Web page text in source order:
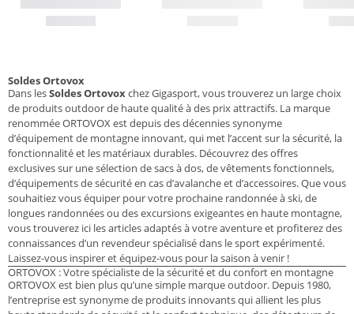
Soldes Ortovox
Dans lesSoldes Ortovoxchez Gigasport, vous trouverez un large choix
de produits outdoor de haute qualité à des prix attractifs. La marque
renommée ORTOVOX est depuis des décennies synonyme
d’équipement de montagne innovant, qui met l’accent sur la sécurité, la
fonctionnalité et les matériaux durables. Découvrez des offres
exclusives sur une sélection de sacs à dos, de vêtements fonctionnels,
d’équipements de sécurité en cas d’avalanche et d’accessoires. Que vous
souhaitiez vous équiper pour votre prochaine randonnée à ski, de
longues randonnées ou des excursions exigeantes en haute montagne,
vous trouverez ici les articles adaptés à votre aventure et profiterez des
connaissances d’un revendeur spécialisé dans le sport expérimenté.
Laissez-vous inspirer et équipez-vous pour la saison à venir !
ORTOVOX : Votre spécialiste de la sécurité et du confort en montagne
ORTOVOX est bien plus qu’une simple marque outdoor. Depuis 1980,
l’entreprise est synonyme de produits innovants qui allient les plus